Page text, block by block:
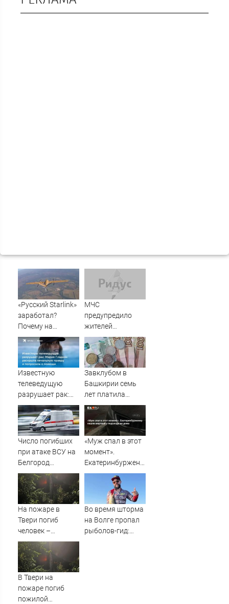
«Русский Starlink»
заработал?
Почему на
Украине кратно
увеличилась
точность
попаданий по
МЧС
предупредило
жителей
Подмосковья об
угрозе атаки
дронов
Известную
телеведущую
разрушает рак:
Мария Гладких
раскрыла
печальную
правду и
попросила о
помощи
Завклубом в
Башкирии семь
лет платила
зарплату мужу-
прогульщику
Число погибших
при атаке ВСУ на
Белгород
выросло до пяти
«Муж спал в этот
момент».
Екатеринбурженку
нашли мертвой у
подъезда ее дома
На пожаре в
Твери погиб
человек –
Новости Твери и
городов Тверской
области сегодня -
Afanasy.biz –
Тверские новости.
Новости Твери.
Во время шторма
на Волге пропал
рыболов-гид:
В Твери на
пожаре погиб
пожилой